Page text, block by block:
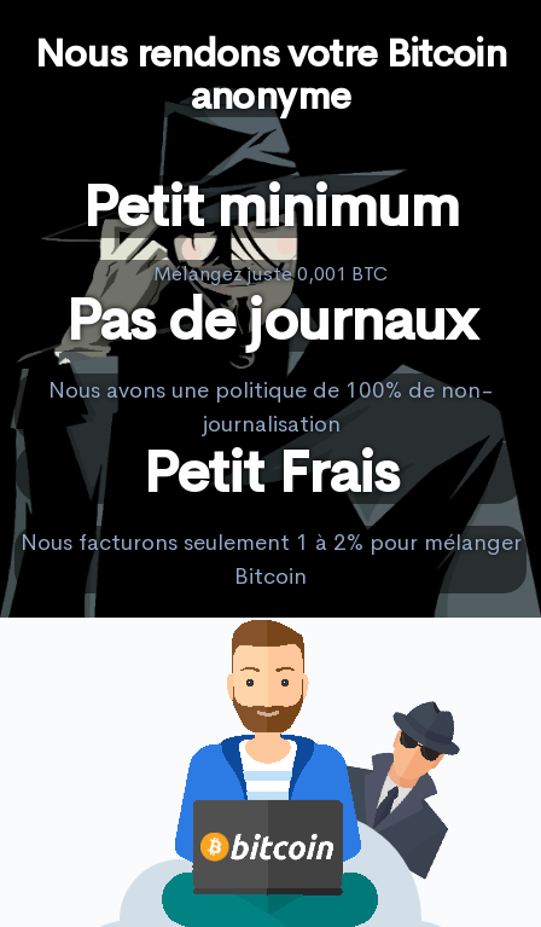
Nous rendons votre Bitcoin
anonyme
Petit minimum
Mélangez juste 0,001 BTC
Pas de journaux
Nous avons une politique de 100% de non-
journalisation
Petit Frais
Nous facturons seulement 1 à 2% pour mélanger
Bitcoin